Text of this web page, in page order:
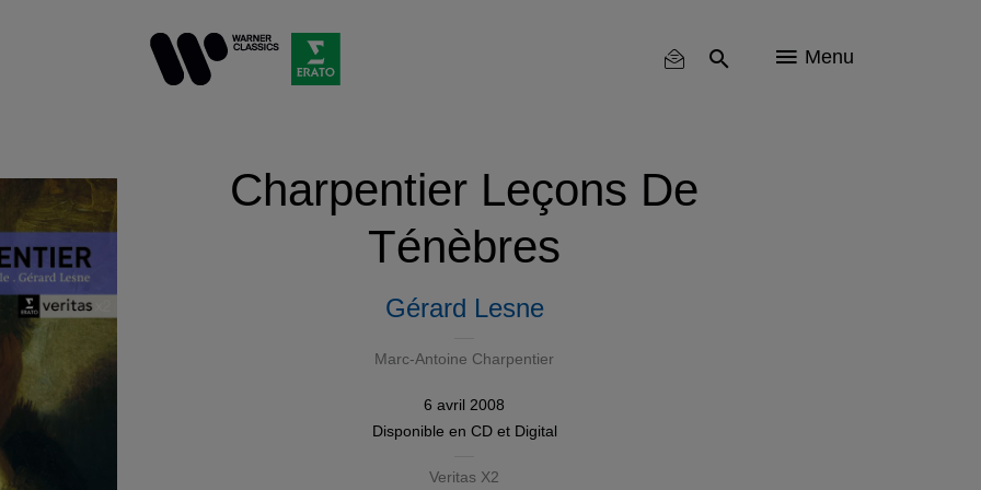
Menu
Charpentier Leçons De
Ténèbres
Gérard Lesne
Marc-Antoine Charpentier
6 avril 2008
Disponible en CDet Digital
Veritas X2